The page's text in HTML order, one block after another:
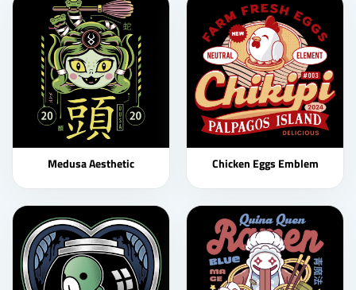
Medusa Aesthetic Chicken Eggs Emblem